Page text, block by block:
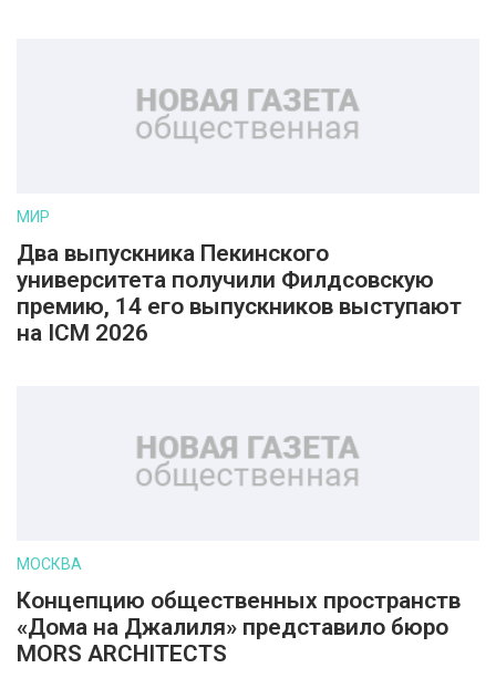
МИР
Два выпускника Пекинского
университета получили Филдсовскую
премию, 14 его выпускников выступают
на ICM 2026
МОСКВА
Концепцию общественных пространств
«Дома на Джалиля» представило бюро
MORS ARCHITECTS